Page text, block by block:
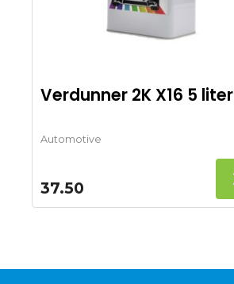
Verdunner 2K X16 5 liter
Automotive
37.50